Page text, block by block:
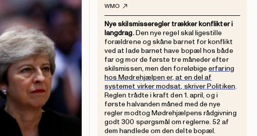
WMO
Nye skilsmisseregler trækker konflikter i
langdrag.Den nye regel skal ligestille
forældrene og skåne barnet for konflikt
ved at lade barnet have bopæl hos både
far og mor de første tre måneder efter
skilsmissen, men den foreløbigeerfaring
hos Mødrehjælpen er, at en del af
systemet virker modsat, skriver Politiken.
Reglen trådte i kraft den 1. april, og i
første halvanden måned med de nye
regler modtog Mødrehjælpens rådgivning
godt 300 spørgsmål om reglerne. 52 af
dem handlede om den delte bopæl.